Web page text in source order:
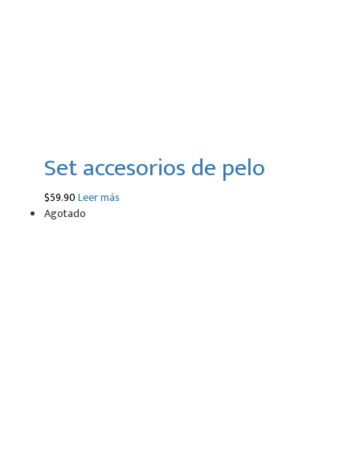
Set accesorios de pelo
$59.90Leer más
Agotado